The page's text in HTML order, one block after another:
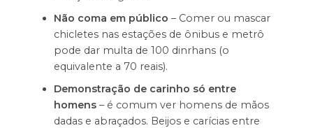
Não coma em público – Comer ou mascar
chicletes nas estações de ônibus e metrô
pode dar multa de 100 dinrhans (o
equivalente a 70 reais).
Demonstração de carinho só entre
homens– é comum ver homens de mãos
dadas e abraçados. Beijos e carícias entre